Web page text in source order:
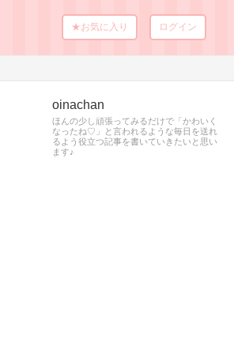
★お気に入り ログイン
oinachan
ほんの少し頑張ってみるだけで「かわいく
なったね♡」と言われるような毎日を送れ
るよう役立つ記事を書いていきたいと思い
ます♪